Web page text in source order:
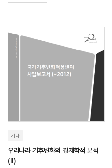
기타
우리나라 기후변화의 경제학적 분석
(II)